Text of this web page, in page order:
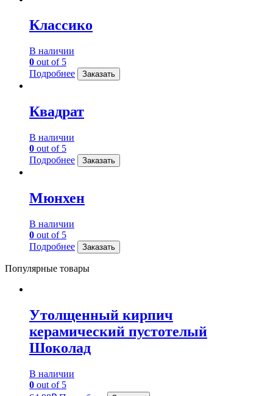
Классико
В наличии
0 out of 5
Подробнее
Заказать
Квадрат
В наличии
0 out of 5
Подробнее
Заказать
Мюнхен
В наличии
0 out of 5
Подробнее
Заказать
Популярные товары
Утолщенный кирпич
керамический пустотелый
Шоколад
В наличии
0 out of 5